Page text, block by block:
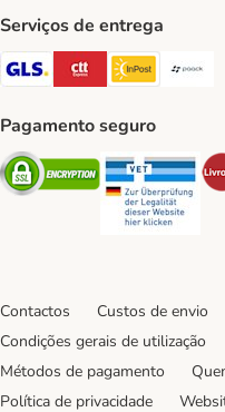
Serviços de entrega
GLS Shipping Method
CTTExpressInPost
Pagamento seguro
Security
Contactos Custos de envio
Condições gerais de utilização
Métodos de pagamento
Política de privacidade